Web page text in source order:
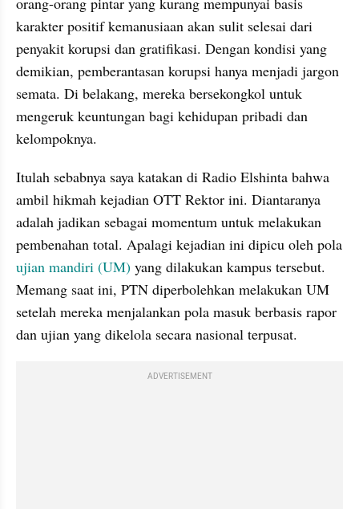
karakter positif kemanusiaan akan sulit selesai dari
penyakit korupsi dan gratifikasi. Dengan kondisi yang
demikian, pemberantasan korupsi hanya menjadi jargon
semata. Di belakang, mereka bersekongkol untuk
mengeruk keuntungan bagi kehidupan pribadi dan
kelompoknya.
Itulah sebabnya saya katakan di Radio Elshinta bahwa
ambil hikmah kejadian OTT Rektor ini. Diantaranya
adalah jadikan sebagai momentum untuk melakukan
pembenahan total. Apalagi kejadian ini dipicu oleh pola
ujian mandiri (UM) yang dilakukan kampus tersebut.
Memang saat ini, PTN diperbolehkan melakukan UM
setelah mereka menjalankan pola masuk berbasis rapor
dan ujian yang dikelola secara nasional terpusat.
ADVERTISEMENT